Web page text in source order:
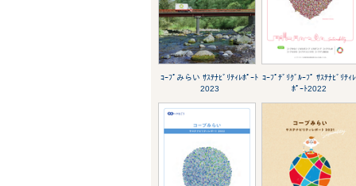
ｺｰﾌﾟみらい ｻｽﾃﾅﾋﾞﾘﾃｨﾚﾎﾟｰﾄ
2023
ｺｰﾌﾟﾃﾞﾘｸﾞﾙｰﾌﾟ ｻｽﾃﾅﾋﾞﾘﾃｨﾚ
ﾎﾟｰﾄ2022